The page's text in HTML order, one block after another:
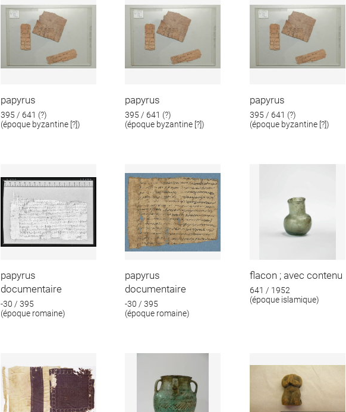
papyrus
395 / 641 (?)
(époque byzantine [?])
papyrus
395 / 641 (?)
(époque byzantine [?])
papyrus
395 / 641 (?)
(époque byzantine [?])
papyrus
documentaire
-30 / 395
(époque romaine)
papyrus
documentaire
-30 / 395
(époque romaine)
flacon ; avec contenu
641 / 1952
(époque islamique)